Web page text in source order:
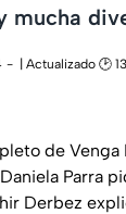
mucha
| Actualizado 🕑
de Venga
Parra
Derbez